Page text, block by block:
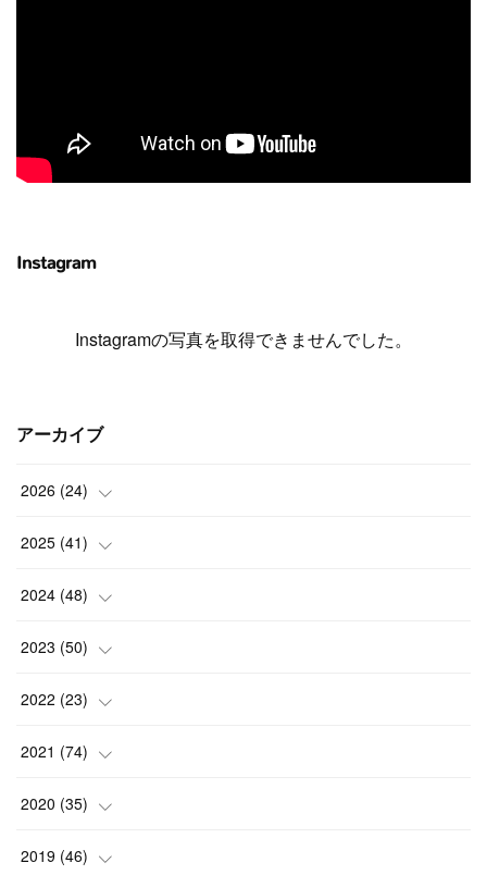
Instagram
Instagramの写真を取得できませんでした。
アーカイブ
2026 (24)
(1)
(3)
(2)
(7)
)
2025 (41)
(4)
(4)
(3)
(1)
)
2024 (48)
(3)
(2)
(4)
(3)
)
2023 (50)
(3)
(7)
(2)
(4)
2022 (23)
(5)
(1)
(1)
2021 (74)
(3)
(4)
2020 (35)
(7)
2019 (46)